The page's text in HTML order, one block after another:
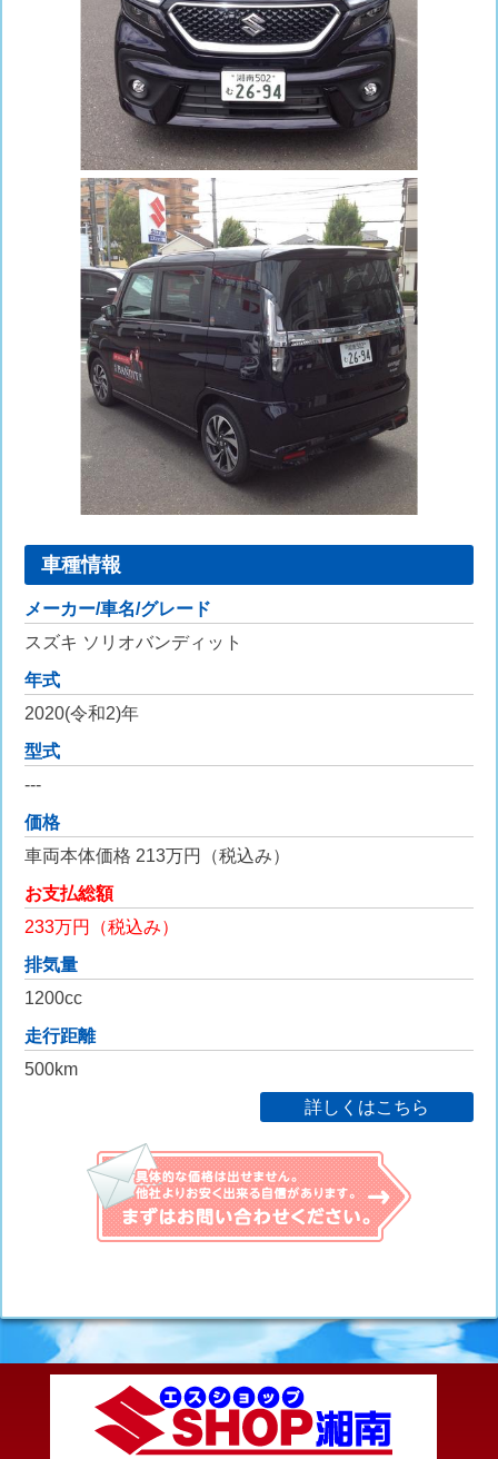
車種情報
メーカー/車名/グレード
スズキ ソリオバンディット
年式
2020(令和2)年
型式
---
価格
車両本体価格 213万円（税込み）
お支払総額
233万円（税込み）
排気量
1200cc
走行距離
500km
詳しくはこちら